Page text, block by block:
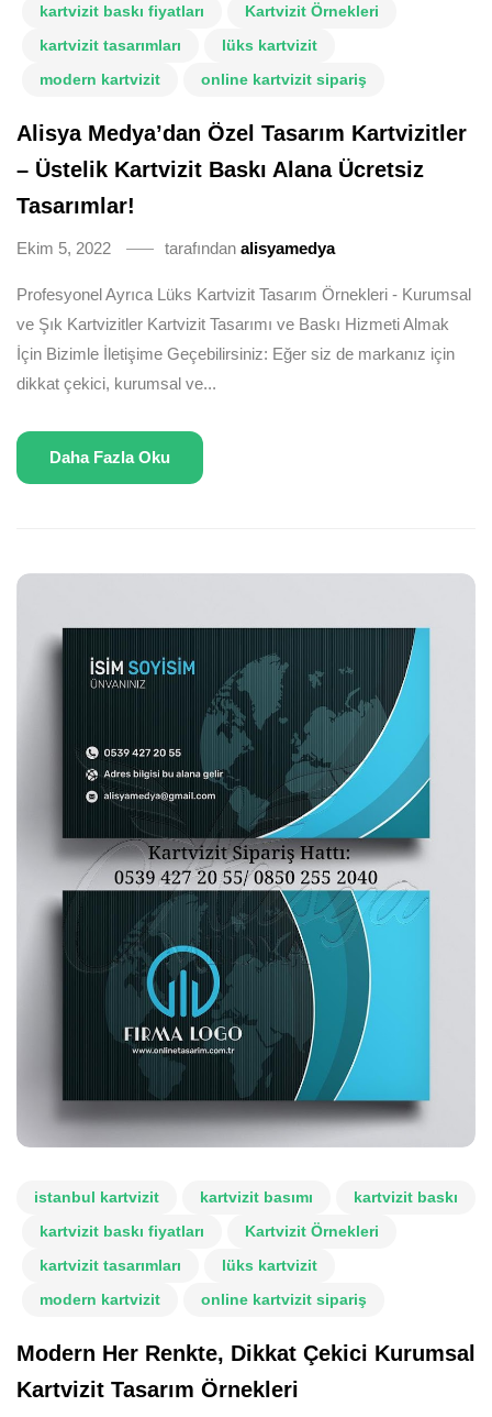
kartvizit baskı fiyatları
Kartvizit Örnekleri
kartvizit tasarımları
lüks kartvizit
modern kartvizit
online kartvizit sipariş
Alisya Medya’dan Özel Tasarım Kartvizitler
– Üstelik Kartvizit Baskı Alana Ücretsiz
Tasarımlar!
Ekim 5, 2022 tarafından alisyamedya
Profesyonel Ayrıca Lüks Kartvizit Tasarım Örnekleri - Kurumsal
ve Şık Kartvizitler Kartvizit Tasarımı ve Baskı Hizmeti Almak
İçin Bizimle İletişime Geçebilirsiniz: Eğer siz de markanız için
dikkat çekici, kurumsal ve...
Daha Fazla Oku
istanbul kartvizit kartvizit basımı
kartvizit baskı
kartvizit baskı fiyatları
Kartvizit Örnekleri
kartvizit tasarımları
lüks kartvizit
modern kartvizit
online kartvizit sipariş
Modern Her Renkte, Dikkat Çekici Kurumsal
Kartvizit Tasarım Örnekleri